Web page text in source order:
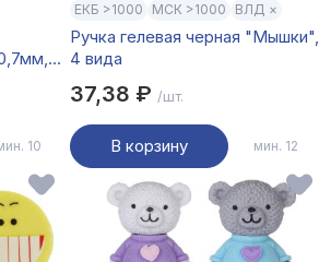
10
ЕКБ >1000 МСК >1000 ВЛД ×
Ручка гелевая черная "Мышки",
4 вида
37,38 ₽ /шт.
В корзину мин. 12